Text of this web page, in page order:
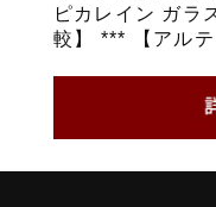
ピカレイン ガラ
較】 *** 【アル